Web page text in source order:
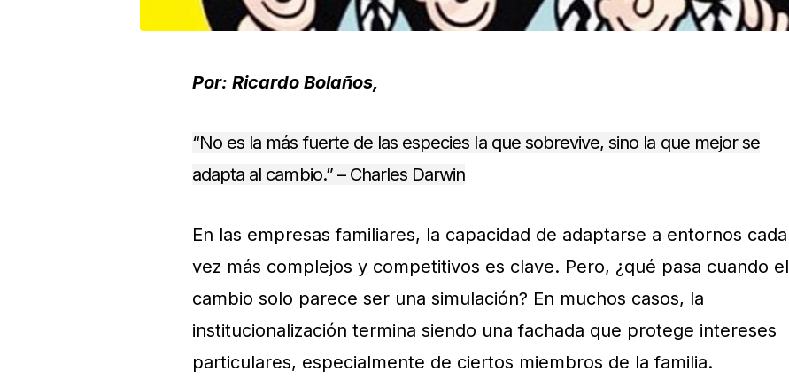
Por: Ricardo Bolaños,
“No es la más fuerte de las especies la que sobrevive, sino la que mejor se
adapta al cambio.” – Charles Darwin
En las empresas familiares, la capacidad de adaptarse a entornos cada
vez más complejos y competitivos es clave. Pero, ¿qué pasa cuando el
cambio solo parece ser una simulación? En muchos casos, la
institucionalización termina siendo una fachada que protege intereses
particulares, especialmente de ciertos miembros de la familia.